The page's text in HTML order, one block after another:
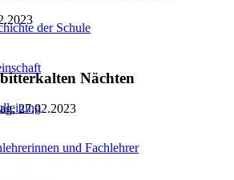
der Schule
und Fachlehrer
Nächten
27.02.2023